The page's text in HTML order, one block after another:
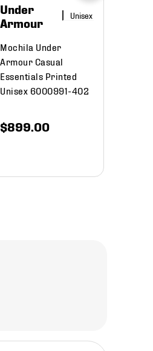
Under
Armour
Mochila Under
Armour Casual
Essentials Printed
Unisex 6000991-402
$899 00